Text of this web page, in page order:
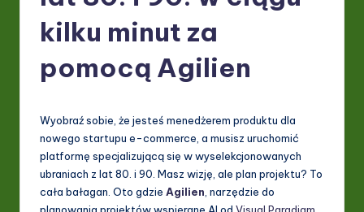
L
kilku minut za
pomocą Agilien
Wyobraź sobie, że jesteś menedżerem produktu dla
nowego startupu e-commerce, a musisz uruchomić
platformę specjalizującą się w wyselekcjonowanych
ubraniach z lat 80. i 90. Masz wizję, ale plan projektu? To
cała bałagan. Oto gdzie Agilien , narzędzie do
planowania projektów wspierane AI od Visual Paradigm